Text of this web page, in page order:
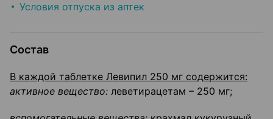
Условия отпуска из аптек
Состав
В каждой таблетке Левипил 250 мг содержится:
активное вещество: леветирацетам – 250 мг;